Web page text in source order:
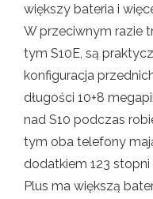
większy bateria i
W przeciwnym razie
tym S10E, są
konfiguracja
długości 10+8
nad S10 podczas
tym oba telefony
dodatkiem 123 stopni
Plus ma większą